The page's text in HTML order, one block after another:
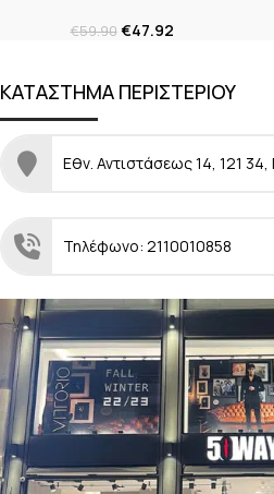
€59.90 €47.92
ΚΑΤΑΣΤΗΜΑ ΠΕΡΙΣΤΕΡΙΟΥ
Εθν. Αντιστάσεως 14, 121 34,
Τηλέφωνο: 2110010858